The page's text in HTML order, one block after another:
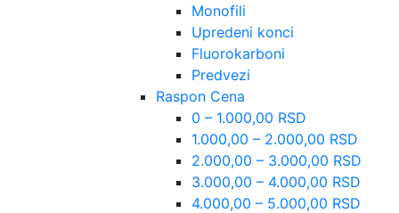
Monofili
Upredeni konci
Fluorokarboni
Predvezi
Raspon Cena
0 – 1.000,00 RSD
1.000,00 – 2.000,00 RSD
2.000,00 – 3.000,00 RSD
3.000,00 – 4.000,00 RSD
4.000,00 – 5.000,00 RSD